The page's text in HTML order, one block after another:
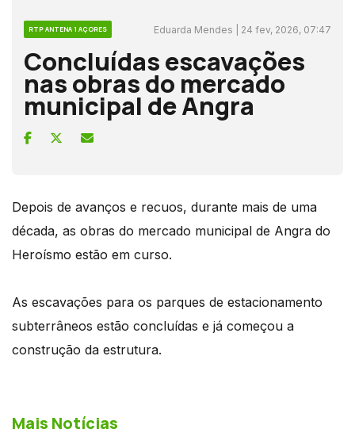
RTP ANTENA 1 AÇORES Eduarda Mendes | 24 fev, 2026, 07:47
Concluídas escavações
nas obras do mercado
municipal de Angra
Depois de avanços e recuos, durante mais de uma
década, as obras do mercado municipal de Angra do
Heroísmo estão em curso.
As escavações para os parques de estacionamento
subterrâneos estão concluídas e já começou a
construção da estrutura.
Mais Notícias